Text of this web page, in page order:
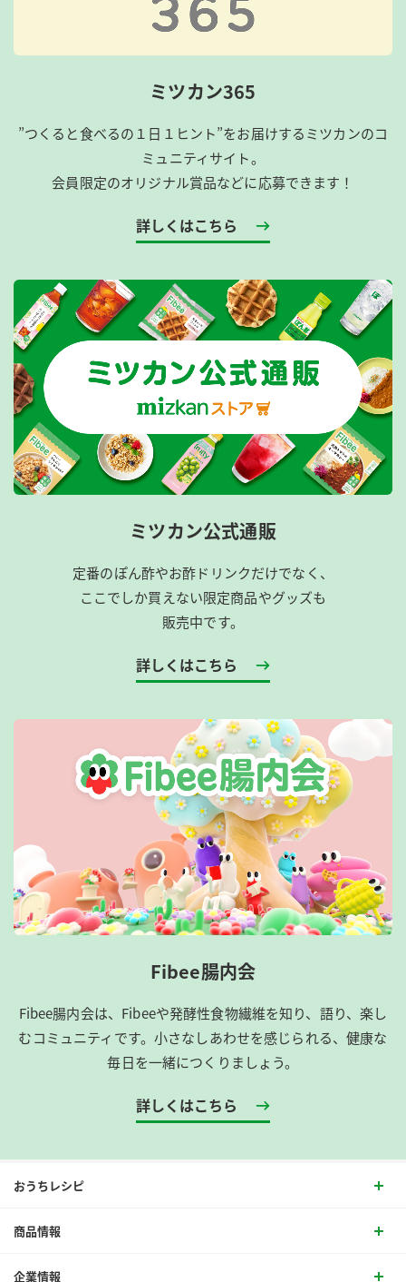
ミツカン365
”つくると食べるの１日１ヒント”をお届けするミツカンのコ
ミュニティサイト。
会員限定のオリジナル賞品などに応募できます！
詳しくはこちら
ミツカン公式通販
定番のぽん酢やお酢ドリンクだけでなく、
ここでしか買えない限定商品やグッズも
販売中です。
詳しくはこちら
Fibee腸内会
Fibee腸内会は、​Fibeeや発酵性食物繊維を知り、語り、楽し
むコミュニティです。​小さなしあわせを感じられる、健康な
毎日を一緒につくりましょう。
詳しくはこちら
おうちレシピ
商品情報
企業情報